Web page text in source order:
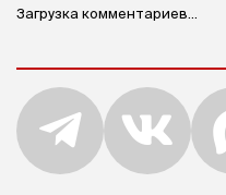
Загрузка комментариев...